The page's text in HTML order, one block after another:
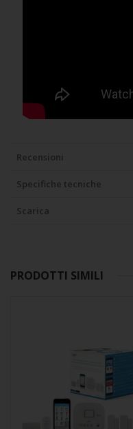
Recensioni
Specifiche tecniche
Scarica
PRODOTTI SIMILI